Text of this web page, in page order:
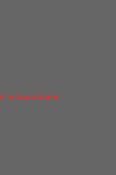
terbaru kami